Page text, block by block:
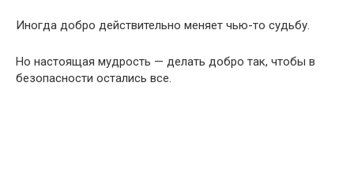
Иногда добро действительно меняет чью-то судьбу.
Но настоящая мудрость — делать добро так, чтобы в
безопасности остались все.